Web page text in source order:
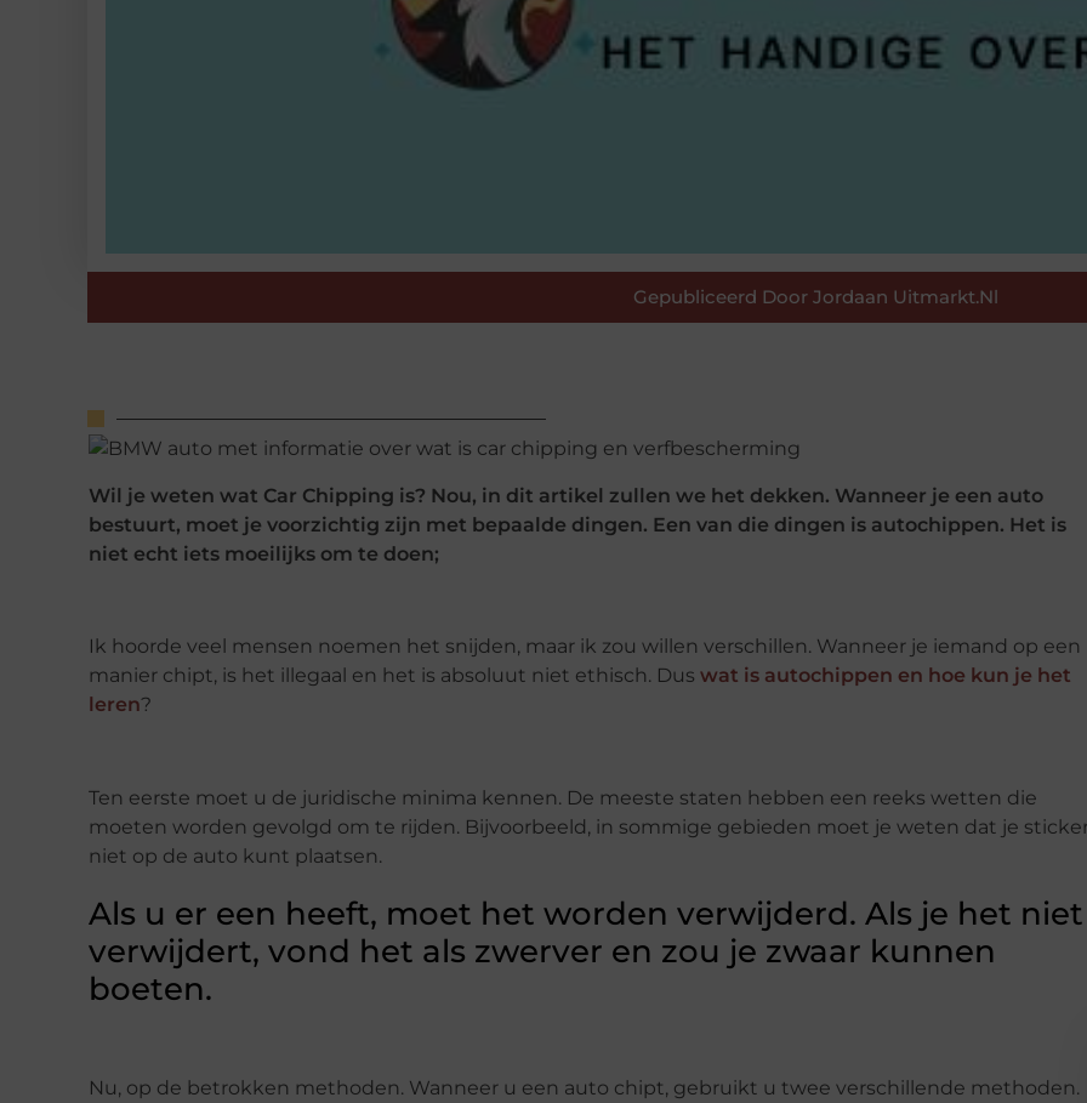
Gepubliceerd Door Jordaan Uitmarkt.nl
Wil je weten wat Car Chipping is? Nou, in dit artikel zullen we het dekken. Wanneer je een auto
bestuurt, moet je voorzichtig zijn met bepaalde dingen. Een van die dingen is autochippen. Het is
niet echt iets moeilijks om te doen;
Ik hoorde veel mensen noemen het snijden, maar ik zou willen verschillen. Wanneer je iemand op een
manier chipt, is het illegaal en het is absoluut niet ethisch. Dus wat is autochippen en hoe kun je het
leren?
Ten eerste moet u de juridische minima kennen. De meeste staten hebben een reeks wetten die
moeten worden gevolgd om te rijden. Bijvoorbeeld, in sommige gebieden moet je weten dat je
niet op de auto kunt plaatsen.
Als u er een heeft, moet het worden verwijderd. Als je het niet
verwijdert, vond het als zwerver en zou je zwaar kunnen
boeten.
Nu, op de betrokken methoden. Wanneer u een auto chipt, gebruikt u twee verschillende methoden.